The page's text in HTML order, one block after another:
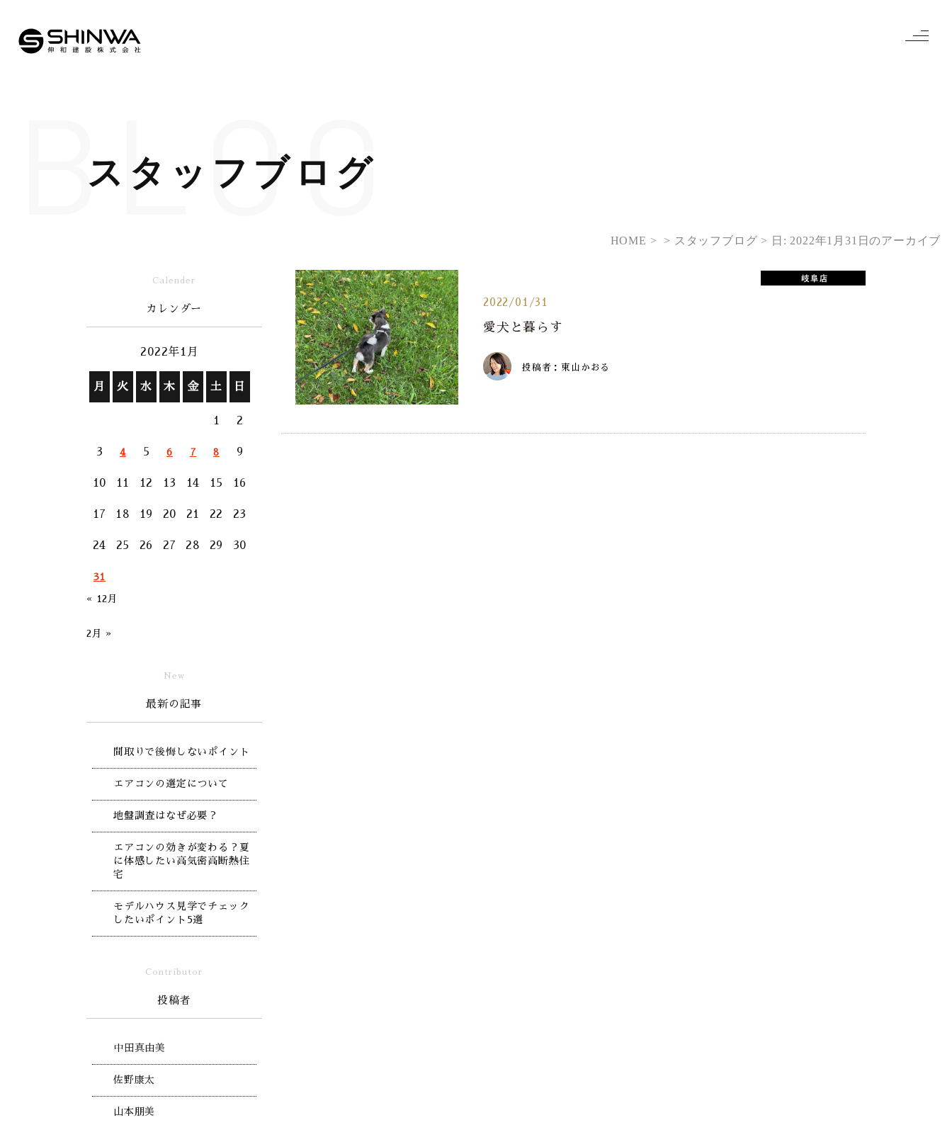
BLOG
スタッフブログ
HOME > スタッフブログ 日: 2022年1月31日のアーカイブ
Calender
カレンダー
2022年1月
月 火 水 木 金 土 日
1 2
3 4 5 6 7 8 9
10 11 12 13 14 15 16
17 18 19 20 21 22 23
24 25 26 27 28 29 30
31
« 12月
2月 »
New
最新の記事
間取りで後悔しないポイント
エアコンの選定について
地盤調査はなぜ必要？
エアコンの効きが変わる？夏
に体感したい高気密高断熱住
宅
モデルハウス見学でチェック
したいポイント5選
Contributor
投稿者
中田真由美
佐野康太
山本朋美
2022/01/31
愛犬と暮らす
投稿者：東山かおる